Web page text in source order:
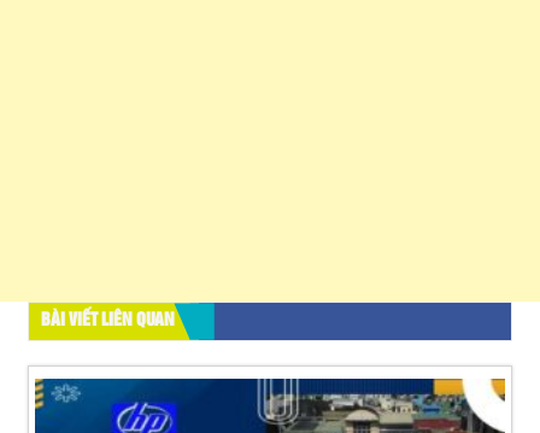
BÀI VIẾT LIÊN QUAN